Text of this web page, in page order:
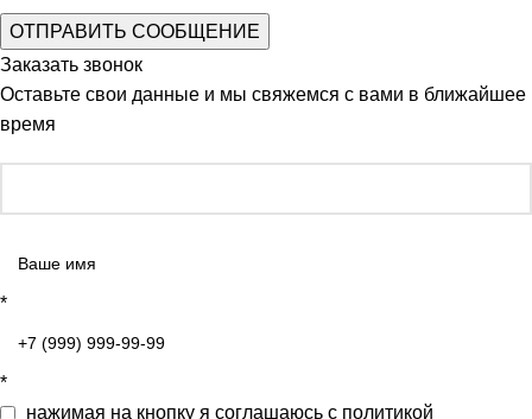
Заказать звонок
Оставьте свои данные и мы свяжемся с вами в ближайшее
время
*
*
нажимая на кнопку я соглашаюсь с политикой